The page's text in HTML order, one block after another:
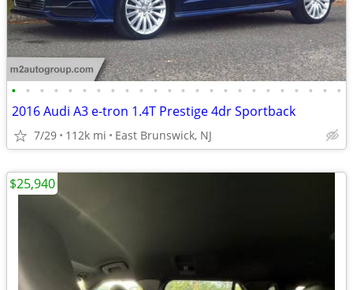
• • • • • • • • • • • • • • • • • • • • • • • •
2016 Audi A3 e-tron 1.4T Prestige 4dr Sportback
7/29 112k mi East Brunswick, NJ
$25,940